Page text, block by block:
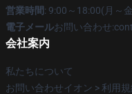
営業時間: 9:00～18:00(月～
電子メールお問い合わせ
会社案内
私たちについて
お問い合わせイオン > 利用